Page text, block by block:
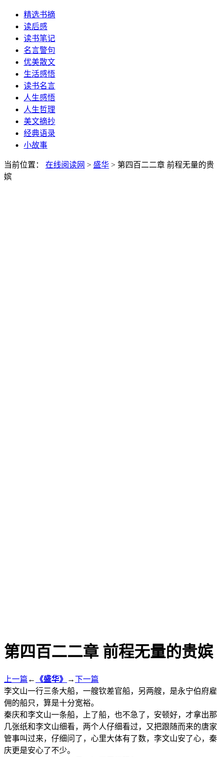
精选书摘
读后感
读书笔记
名言警句
优美散文
生活感悟
读书名言
人生感悟
人生哲理
美文摘抄
经典语录
小故事
当前位置： 在线阅读网 > 盛华 > 第四百二二章 前程无量的贵
嫔
第四百二二章 前程无量的贵嫔
上一篇 ← 《盛华》 →下一篇
李文山一行三条大船，一艘钦差官船，另两艘，是永宁伯府雇
佣的船只，算是十分宽裕。
秦庆和李文山一条船，上了船，也不急了，安顿好，才拿出那
几张纸和李文山细看，两个人仔细看过，又把跟随而来的唐家
管事叫过来，仔细问了，心里大体有了数，李文山安了心，秦
庆更是安心了不少。